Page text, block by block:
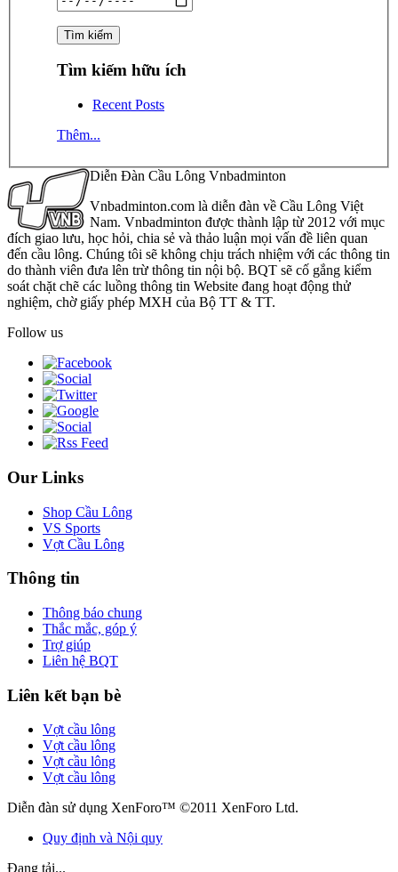
Tìm kiếm hữu ích
Recent Posts
Thêm...
Diễn Đàn Cầu Lông Vnbadminton
Vnbadminton.com là diễn đàn về Cầu Lông Việt
Nam. Vnbadminton được thành lập từ 2012 với mục
đích giao lưu, học hỏi, chia sẻ và thảo luận mọi vấn đề liên quan
đến cầu lông. Chúng tôi sẽ không chịu trách nhiệm với các thông tin
do thành viên đưa lên trừ thông tin nội bộ. BQT sẽ cố gắng kiểm
soát chặt chẽ các luồng thông tin Website đang hoạt động thử
nghiệm, chờ giấy phép MXH của Bộ TT & TT.
Follow us
Our Links
Shop Cầu Lông
VS Sports
Vợt Cầu Lông
Thông tin
Thông báo chung
Thắc mắc, góp ý
Trợ giúp
Liên hệ BQT
Liên kết bạn bè
Vợt cầu lông
Vợt cầu lông
Vợt cầu lông
Vợt cầu lông
Diễn đàn sử dụng XenForo™ ©2011 XenForo Ltd.
Quy định và Nội quy
Đang tải...